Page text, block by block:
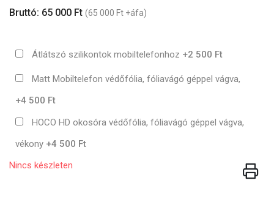
Bruttó: 65 000 Ft (65 000 Ft +áfa)
Átlátszó szilikontok mobiltelefonhoz +2 500 Ft
Matt Mobiltelefon védőfólia, fóliavágó géppel vágva,
+4 500 Ft
HOCO HD okosóra védőfólia, fóliavágó géppel vágva,
vékony +4 500 Ft
Nincs készleten